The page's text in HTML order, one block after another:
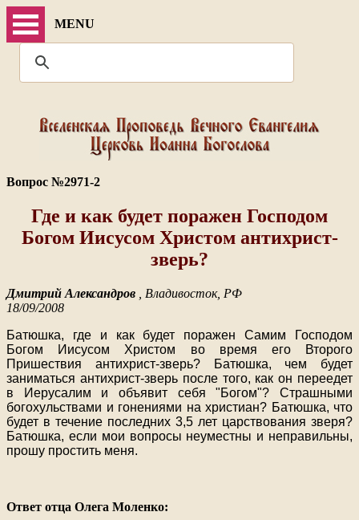
MENU
Вопрос №2971-2
Где и как будет поражен Господом
Богом Иисусом Христом антихрист-
зверь?
Дмитрий Александров , Владивосток, РФ
18/09/2008
Батюшка, где и как будет поражен Самим Господом
Богом Иисусом Христом во время его Второго
Пришествия антихрист-зверь? Батюшка, чем будет
заниматься антихрист-зверь после того, как он переедет
в Иерусалим и объявит себя "Богом"? Страшными
богохульствами и гонениями на христиан? Батюшка, что
будет в течение последних 3,5 лет царствования зверя?
Батюшка, если мои вопросы неуместны и неправильны,
прошу простить меня.
Ответ отца Олега Моленко: